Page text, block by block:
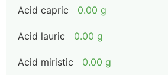
Acid capric 0.00 g
Acid lauric 0.00 g
Acid miristic 0.00 g